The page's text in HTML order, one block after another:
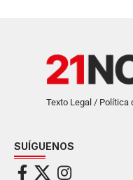
Texto Legal / Política
SUÍGUENOS